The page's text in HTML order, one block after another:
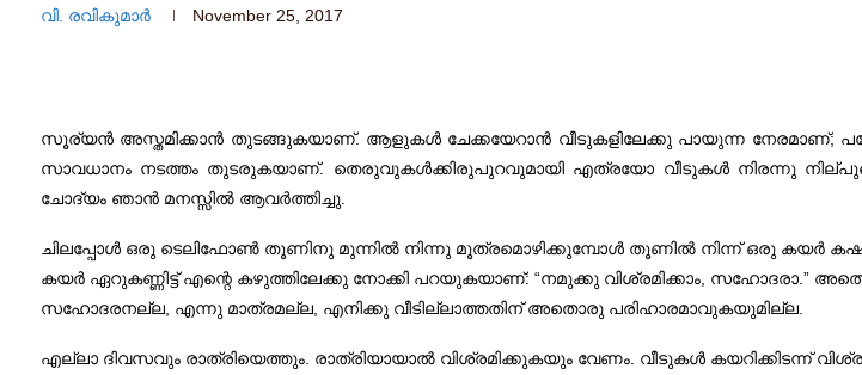
വി. രവികുമാര്‍ November 25, 2017
സൂര്യൻ അസ്തമിക്കാൻ തുടങ്ങുകയാണ്‌. ആളുകൾ ചേക്കയേറാൻ വീടുകളിലേക്കു പായുന്ന നേരമാണ്‌;
സാവധാനം നടത്തം തുടരുകയാണ്‌. തെരുവുകൾക്കിരുപുറവുമായി എത്രയോ വീടുകൾ നിരന്നു
ചോദ്യം ഞാൻ മനസ്സിൽ ആവർത്തിച്ചു.
ചിലപ്പോൾ ഒരു ടെലിഫോൺ തൂണിനു മുന്നിൽ നിന്നു മൂത്രമൊഴിക്കുമ്പോൾ തൂണിൽ നിന്ന് ഒരു കയർ
കയർ ഏറുകണ്ണിട്ട് എന്റെ കഴുത്തിലേക്കു നോക്കി പറയുകയാണ്‌: “നമുക്കു വിശ്രമിക്കാം, സഹോദരാ.”
സഹോദരനല്ല, എന്നു മാത്രമല്ല, എനിക്കു വീടില്ലാത്തതിന്‌ അതൊരു പരിഹാരമാവുകയുമില്ല.
എല്ലാ ദിവസവും രാത്രിയെത്തും. രാത്രിയായാൽ വിശ്രമിക്കുകയും വേണം. വീടുകൾ കയറിക്കിടന്ന്